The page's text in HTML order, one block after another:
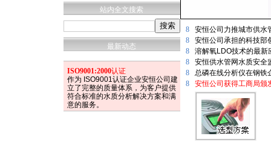
站内全文搜索
最新动态
ISO9001:2000认证
作为 ISO9001认证企业安恒公司建
立了完整的质量体系，为客户提供
符合标准的水质分析解决方案和满
意的服务。
8
安恒公司力推城市供水
8
安恒公司承担的科技部
8
溶解氧LDO技术的最新
8
安恒供水管网水质安全
8
总磷在线分析仪在钢铁
8
安恒公司获得工商局颁